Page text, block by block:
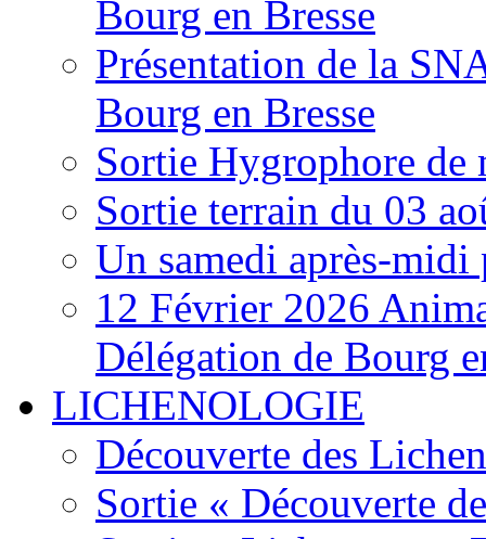
Bourg en Bresse
Présentation de la
Bourg en Bresse
Sortie Hygrophore de
Sortie terrain du 03
Un samedi après-
12 Février 2026
Délégation de Bourg
LICHENOLOGIE
Découverte des
Sortie « Découverte